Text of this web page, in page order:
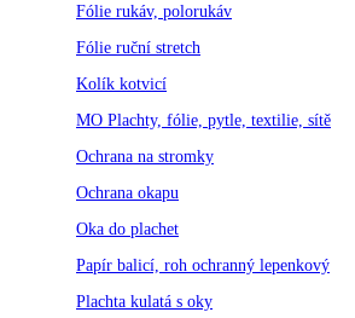
Fólie rukáv, polorukáv
Fólie ruční stretch
Kolík kotvicí
MO Plachty, fólie, pytle, textilie, sítě
Ochrana na stromky
Ochrana okapu
Oka do plachet
Papír balicí, roh ochranný lepenkový
Plachta kulatá s oky